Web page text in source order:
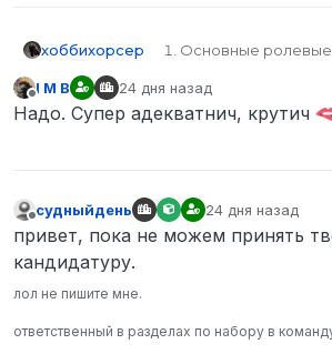
хоббихорсер
Основные ролевые
Мендоза, Джозеф
Миллер, Льюис
Твой SteamID
формате Name)
Твой возраст
отправить в ЛС
Скриншот твоего
времени на
Не в сети
I M B 24 дня назад
отредактировано
Надо. Супер адекватнич, крутич
судныйдень 24 дня назад
отредактировано
привет, пока не можем принять
кандидатуру.
лол не пишите мне.
ответственный в разделах по набору в